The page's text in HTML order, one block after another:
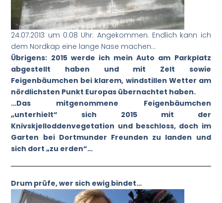
24.07.2013 um 0:08 Uhr: Angekommen. Endlich kann ich
dem Nordkap eine lange Nase machen…
Übrigens: 2015 werde ich mein Auto am Parkplatz
abgestellt haben und mit Zelt sowie
Feigenbäumchen bei klarem, windstillen Wetter am
nördlichsten Punkt Europas übernachtet haben.
…Das mitgenommene Feigenbäumchen
„unterhielt“ sich 2015 mit der
Knivskjelloddenvegetation und beschloss, doch im
Garten bei Dortmunder Freunden zu landen und
sich dort „zu erden“…
Drum prüfe, wer sich ewig bindet…